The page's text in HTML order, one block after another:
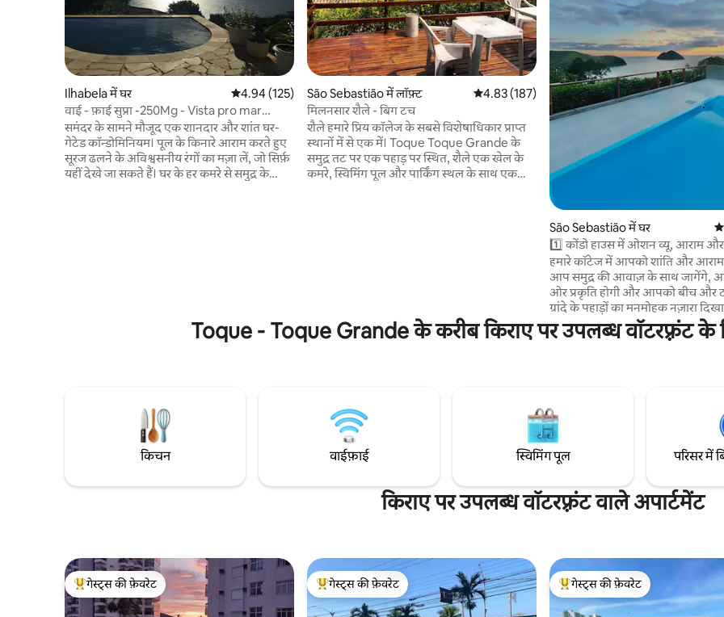
Ilhabela में घर औसत रेटिंग 5 में से 4.94, 125 समीक्षाएँ
4.94 (125)
वाई - फ़ाई सुप्रा -250Mg - Vista pro mar
deslumbrante
समंदर के सामने मौजूद एक शानदार और शांत घर-
गेटेड कॉन्डोमिनियम। पूल के किनारे आराम करते हुए
सूरज ढलने के अविश्वसनीय रंगों का मज़ा लें, जो सिर्फ़
यहीं देखे जा सकते हैं। घर के हर कमरे से समुद्र के
São Sebastião में लॉफ़्ट औसत रेटिंग 5 में से 4.83, 187 समीक्षाएँ
4.83 (187)
मिलनसार शैले - बिग टच
शैले हमारे प्रिय कॉलेज के सबसे विशेषाधिकार प्राप्त
स्थानों में से एक में। Toque Toque Grande के
समुद्र तट पर एक पहाड़ पर स्थित, शैले एक खेल के
कमरे, स्विमिंग पूल और पार्किंग स्थल के साथ एक
São Sebastião में घर
1️⃣ कोंडो हाउस में ओशन व्यू, आराम और
हमारे कॉटेज में आपको शांति और आराम
आप समुद्र की आवाज़ के साथ जागेंगे,
ओर प्रकृति होगी और आपको बीच और
ग्रांदे के पहाड़ों का मनमोहक नज़ारा
हमारी जगह एक कॉन्डो में मौजूद है,
के ज़रिए बीच तक जाया जा सकता है।
आराम करने और कुदरत के बीचों-बीच
लेने के लिए बनाया गया है!
Toque - Toque Grande के करीब किराए पर उपलब्ध वॉटरफ़्रंट के
किचन वाईफ़ाई स्विमिंग पूल परिसर में
किराए पर उपलब्ध वॉटरफ़्रंट वाले अपार्टमेंट
गेस्ट्स का टॉप फ़ेवरेट
गेस्ट्स की फ़ेवरेट
गेस्ट्स का टॉप फ़ेवरेट
गेस्ट्स की फ़ेवरेट
गेस्ट्स का टॉप फ़ेवरेट
गेस्ट्स की फ़ेवरेट